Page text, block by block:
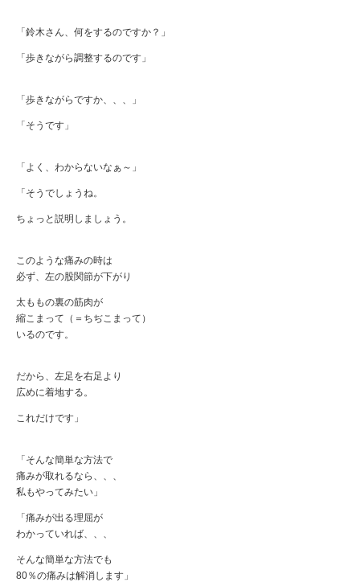
「鈴木さん、何をするのですか？」
「歩きながら調整するのです」
「歩きながらですか、、、」
「そうです」
「よく、わからないなぁ～」
「そうでしょうね。
ちょっと説明しましょう。
このような痛みの時は
必ず、左の股関節が下がり
太ももの裏の筋肉が
縮こまって（＝ちぢこまって）
いるのです。
だから、左足を右足より
広めに着地する。
これだけです」
「そんな簡単な方法で
痛みが取れるなら、、、
私もやってみたい」
「痛みが出る理屈が
わかっていれば、、、
そんな簡単な方法でも
80％の痛みは解消します」